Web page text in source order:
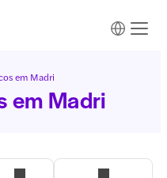
em Madri
em Madri